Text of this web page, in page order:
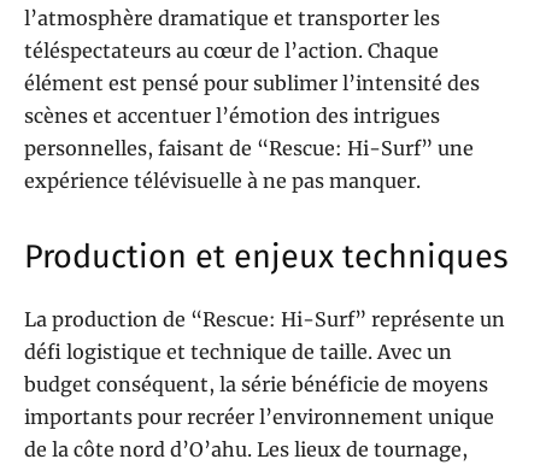
l’atmosphère dramatique et transporter les
téléspectateurs au cœur de l’action. Chaque
élément est pensé pour sublimer l’intensité des
scènes et accentuer l’émotion des intrigues
personnelles, faisant de “Rescue: Hi-Surf” une
expérience télévisuelle à ne pas manquer.
Production et enjeux techniques
La production de “Rescue: Hi-Surf” représente un
défi logistique et technique de taille. Avec un
budget conséquent, la série bénéficie de moyens
importants pour recréer l’environnement unique
de la côte nord d’O’ahu. Les lieux de tournage,